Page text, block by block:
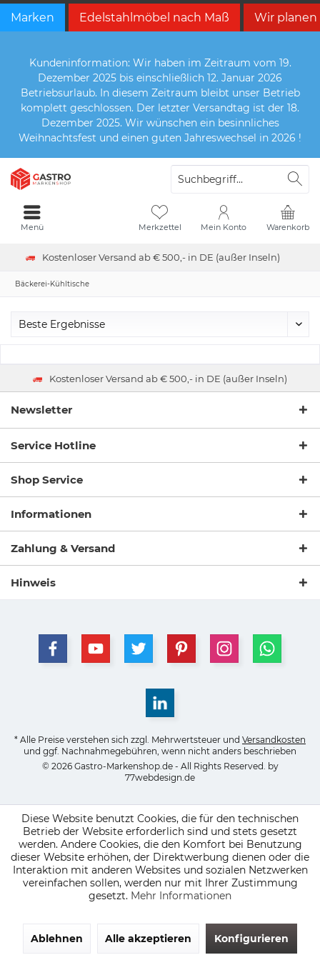
Marken Edelstahlmöbel nach Maß Wir planen
Kundeninformation: Wir haben im Zeitraum vom 19.
Dezember 2025 bis einschließlich 12. Januar 2026
Betriebsurlaub. In diesem Zeitraum bleibt unser Betrieb
komplett geschlossen. Der letzter Versandtag ist der 18.
Dezember 2025. Wir wünschen ein besinnliches
Weihnachtsfest und einen guten Jahreswechsel in 2026 !
Kostenloser Versand ab € 500,- in DE (außer Inseln)
Warenkorb
Merkzettel Mein Konto
Menü
Bäckerei-Kühltische
Kostenloser Versand ab € 500,- in DE (außer Inseln)
Newsletter
Service Hotline
Shop Service
Informationen
Zahlung & Versand
Hinweis
* Alle Preise verstehen sich zzgl. Mehrwertsteuer und Versandkosten
und ggf. Nachnahmegebühren, wenn nicht anders beschrieben
© 2026 Gastro-Markenshop.de - All Rights Reserved. by
77webdesign.de
Diese Website benutzt Cookies, die für den technischen
Betrieb der Website erforderlich sind und stets gesetzt
werden. Andere Cookies, die den Komfort bei Benutzung
dieser Website erhöhen, der Direktwerbung dienen oder die
Interaktion mit anderen Websites und sozialen Netzwerken
vereinfachen sollen, werden nur mit Ihrer Zustimmung
gesetzt. Mehr Informationen
Ablehnen Alle akzeptieren Konfigurieren